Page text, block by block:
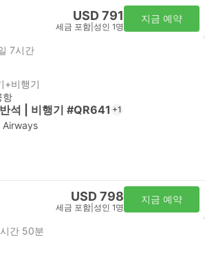
USD 791
세금 포함 성인 1명
지금 예약
7시간
+비행기
항
석 | 비행기 #QR641 +1
Airways
USD 798
세금 포함 성인 1명
지금 예약
간 50분